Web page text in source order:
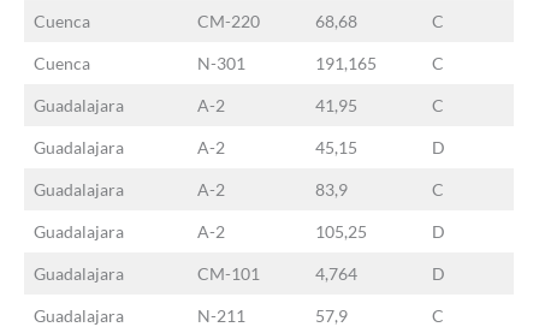
Cuenca CM-220 68,68 C
Cuenca N-301 191,165 C
Guadalajara A-2 41,95 C
Guadalajara A-2 45,15 D
Guadalajara A-2 83,9 C
Guadalajara A-2 105,25 D
Guadalajara CM-101 4,764 D
Guadalajara N-211 57,9 C